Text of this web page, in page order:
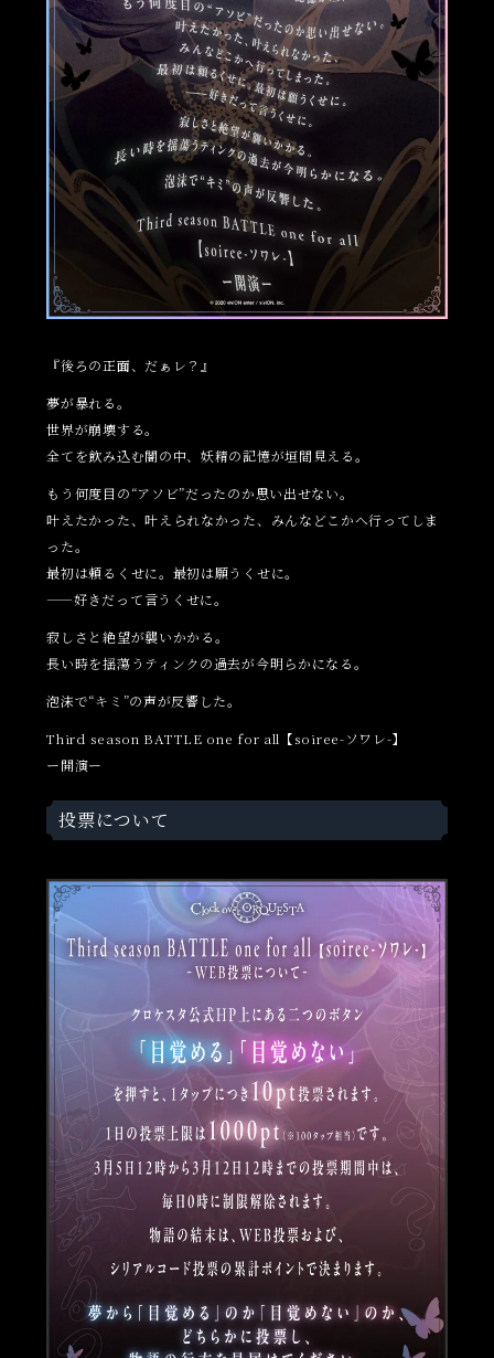
『後ろの正面、だぁレ？』
夢が暴れる。
世界が崩壊する。
全てを飲み込む闇の中、妖精の記憶が垣間見える。
もう何度目の“アソビ”だったのか思い出せない。
叶えたかった、叶えられなかった、みんなどこかへ行ってしま
った。
最初は頼るくせに。最初は願うくせに。
——好きだって言うくせに。
寂しさと絶望が襲いかかる。
長い時を揺蕩うティンクの過去が今明らかになる。
泡沫で“キミ”の声が反響した。
Third season BATTLE one for all【soiree-ソワレ-】
ー開演ー
投票について